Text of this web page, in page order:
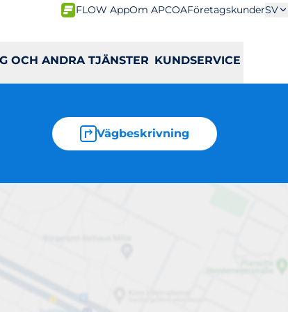
FLOW AppOm APCOAFöretagskunderSV
OCH ANDRA TJÄNSTER KUNDSERVICE
Vägbeskrivning